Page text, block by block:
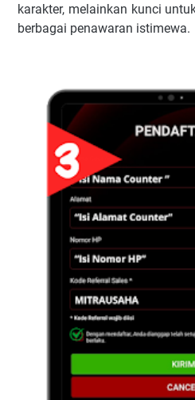
karakter, melainkan kunci
berbagai penawaran istimewa.